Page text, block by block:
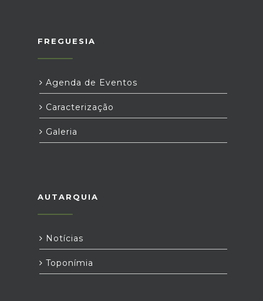
FREGUESIA
Agenda de Eventos
Caracterização
Galeria
AUTARQUIA
Notícias
Toponímia